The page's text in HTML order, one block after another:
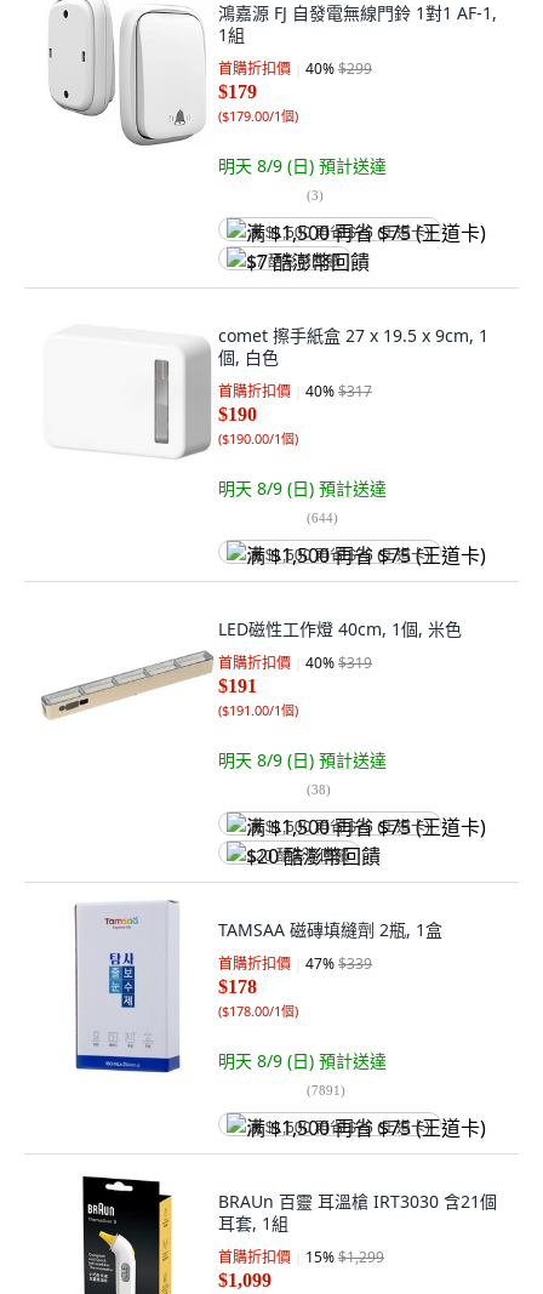
鴻嘉源 FJ 自發電無線門鈴 1對1 AF-1,
1組
首購折扣價 40%$299
$179
($179.00/1個)
明天 8/9 (日) 預計送達
(3)
满 $1,500 再省 $75 (王道卡)
$7 酷澎幣回饋
comet 擦手紙盒 27 x 19.5 x 9cm, 1
個, 白色
首購折扣價 40%$317
$190
($190.00/1個)
明天 8/9 (日) 預計送達
(644)
满 $1,500 再省 $75 (王道卡)
LED磁性工作燈 40cm, 1個, 米色
首購折扣價 40%$319
$191
($191.00/1個)
明天 8/9 (日) 預計送達
(38)
满 $1,500 再省 $75 (王道卡)
$20 酷澎幣回饋
TAMSAA 磁磚填縫劑 2瓶, 1盒
首購折扣價 47%$339
$178
($178.00/1個)
明天 8/9 (日) 預計送達
(7891)
满 $1,500 再省 $75 (王道卡)
BRAUn 百靈 耳溫槍 IRT3030 含21個
耳套, 1組
首購折扣價 15%$1,299
$1,099